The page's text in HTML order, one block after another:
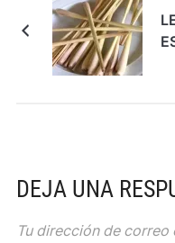
DEJA UNA
Tu dirección de